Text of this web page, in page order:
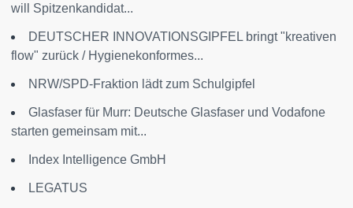
will Spitzenkandidat...
DEUTSCHER INNOVATIONSGIPFEL bringt "kreativen
flow" zurück / Hygienekonformes...
NRW/SPD-Fraktion lädt zum Schulgipfel
Glasfaser für Murr: Deutsche Glasfaser und Vodafone
starten gemeinsam mit...
Index Intelligence GmbH
LEGATUS